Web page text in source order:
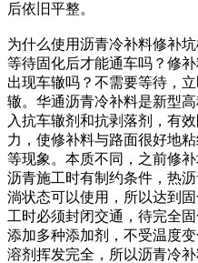
后依旧平整。
为什么使用沥青冷补料修补
等待固化后才能通车吗？修
出现车辙吗？不需要等待，
辙。华通沥青冷补料是新型
入抗车辙剂和抗剥落剂，有
力，使修补料与路面很好地
等现象。本质不同，之前修
沥青施工时有制约条件，热
淌状态可以使用，所以达到
工时必须封闭交通，待完全
添加多种添加剂，不受温度
溶剂挥发完全，所以沥青冷